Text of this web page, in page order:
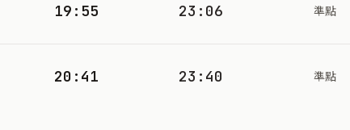
19:55 23:06 準點
20:41 23:40 準點